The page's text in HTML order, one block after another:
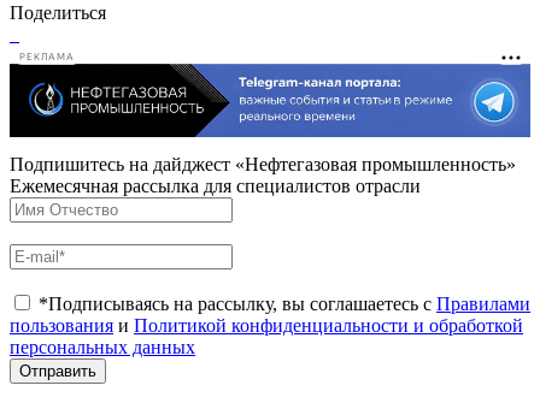
Поделиться
РЕКЛАМА
Подпишитесь на дайджест «Нефтегазовая промышленность»
Ежемесячная рассылка для специалистов отрасли
*Подписываясь на рассылку, вы соглашаетесь с Правилами
пользования и Политикой конфиденциальности и обработкой
персональных данных
Отправить